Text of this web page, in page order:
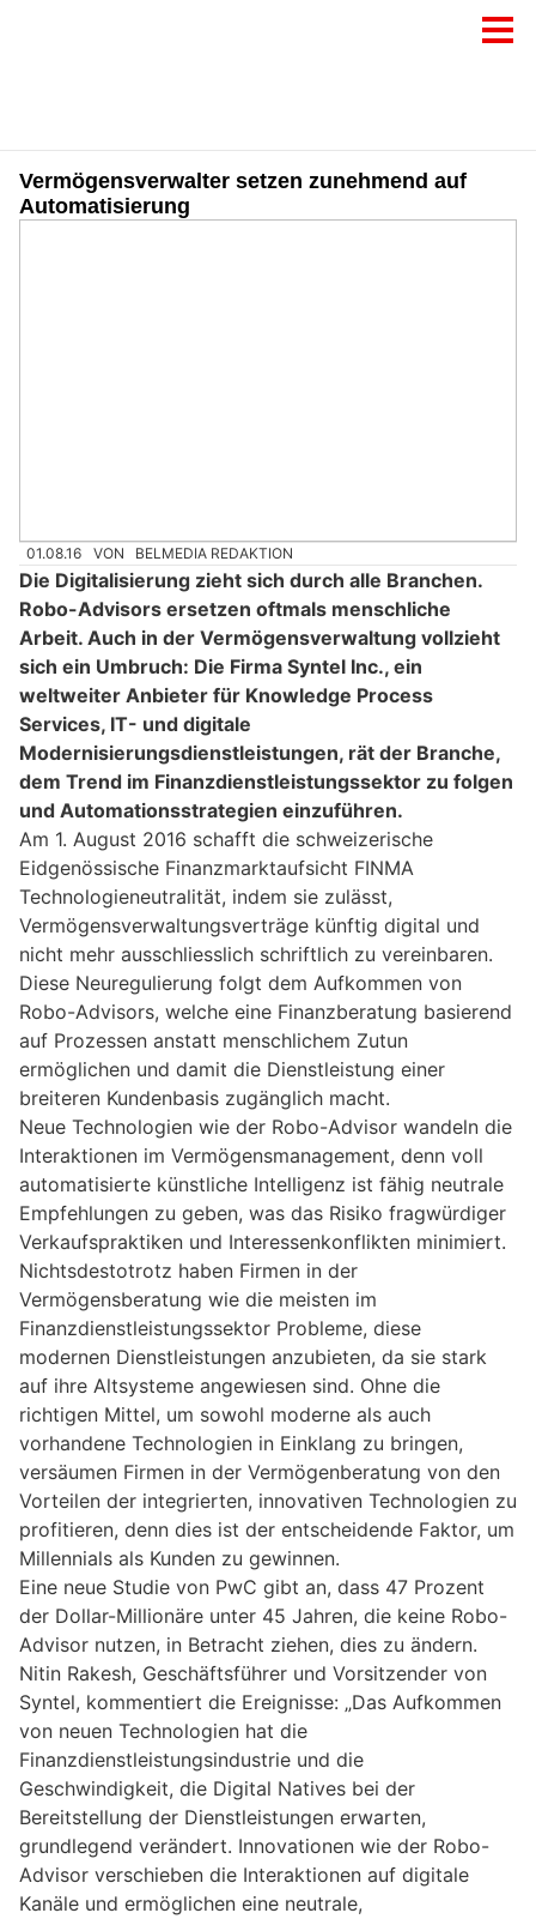
Vermögensverwalter setzen zunehmend auf
Automatisierung
01.08.16 VON BELMEDIA REDAKTION
Die Digitalisierung zieht sich durch alle Branchen.
Robo-Advisors ersetzen oftmals menschliche
Arbeit. Auch in der Vermögensverwaltung vollzieht
sich ein Umbruch: Die Firma Syntel Inc., ein
weltweiter Anbieter für Knowledge Process
Services, IT- und digitale
Modernisierungsdienstleistungen, rät der Branche,
dem Trend im Finanzdienstleistungssektor zu folgen
und Automationsstrategien einzuführen.
Am 1. August 2016 schafft die schweizerische
Eidgenössische Finanzmarktaufsicht FINMA
Technologieneutralität, indem sie zulässt,
Vermögensverwaltungsverträge künftig digital und
nicht mehr ausschliesslich schriftlich zu vereinbaren.
Diese Neuregulierung folgt dem Aufkommen von
Robo-Advisors, welche eine Finanzberatung basierend
auf Prozessen anstatt menschlichem Zutun
ermöglichen und damit die Dienstleistung einer
breiteren Kundenbasis zugänglich macht.
Neue Technologien wie der Robo-Advisor wandeln die
Interaktionen im Vermögensmanagement, denn voll
automatisierte künstliche Intelligenz ist fähig neutrale
Empfehlungen zu geben, was das Risiko fragwürdiger
Verkaufspraktiken und Interessenkonflikten minimiert.
Nichtsdestotrotz haben Firmen in der
Vermögensberatung wie die meisten im
Finanzdienstleistungssektor Probleme, diese
modernen Dienstleistungen anzubieten, da sie stark
auf ihre Altsysteme angewiesen sind. Ohne die
richtigen Mittel, um sowohl moderne als auch
vorhandene Technologien in Einklang zu bringen,
versäumen Firmen in der Vermögenberatung von den
Vorteilen der integrierten, innovativen Technologien zu
profitieren, denn dies ist der entscheidende Faktor, um
Millennials als Kunden zu gewinnen.
Eine neue Studie von PwC gibt an, dass 47 Prozent
der Dollar-Millionäre unter 45 Jahren, die keine Robo-
Advisor nutzen, in Betracht ziehen, dies zu ändern.
Nitin Rakesh, Geschäftsführer und Vorsitzender von
Syntel, kommentiert die Ereignisse: „Das Aufkommen
von neuen Technologien hat die
Finanzdienstleistungsindustrie und die
Geschwindigkeit, die Digital Natives bei der
Bereitstellung der Dienstleistungen erwarten,
grundlegend verändert. Innovationen wie der Robo-
Advisor verschieben die Interaktionen auf digitale
Kanäle und ermöglichen eine neutrale,